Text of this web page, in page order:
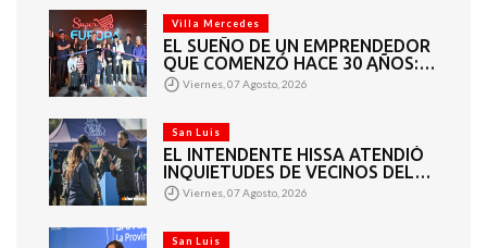
Villa Mercedes
EL SUEÑO DE UN EMPRENDEDOR
QUE COMENZÓ HACE 30 AÑOS:
SUPER EUROPA INAUGURÓ SU
CUARTA SUCURSAL EN VILLA
Viernes, 07 Agosto, 2026
San Luis
EL INTENDENTE HISSA ATENDIÓ
INQUIETUDES DE VECINOS DEL
BARRIO AMPPARE
Viernes, 07 Agosto, 2026
San Luis